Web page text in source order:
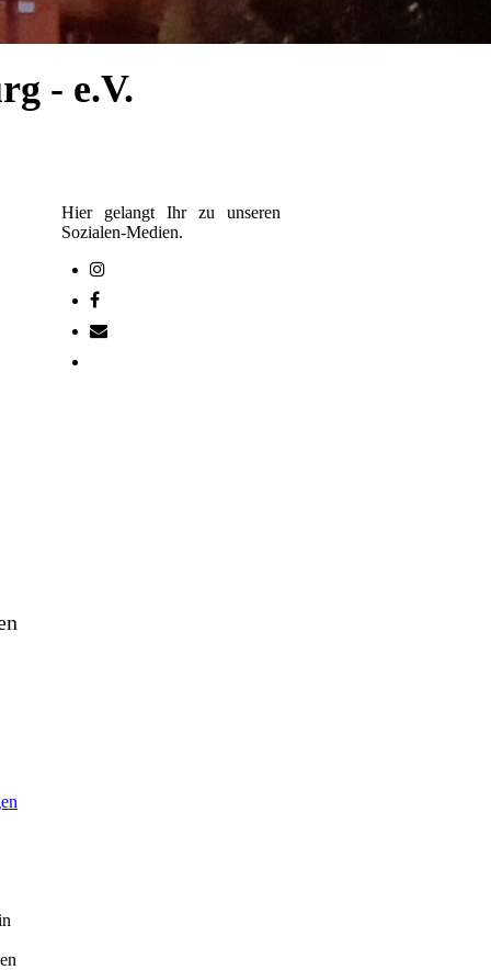
- e.V.
Hier gelangt Ihr zu unseren
Sozialen-Medien.